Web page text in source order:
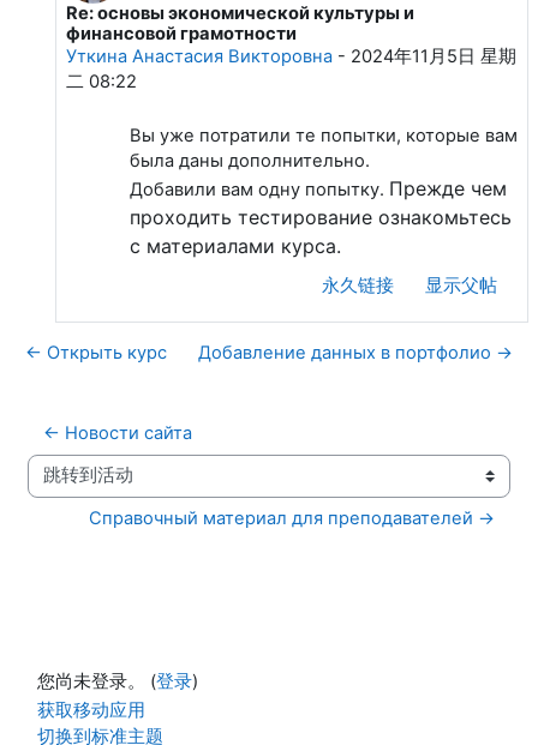
回复Ляшко Екатерина Сергеевна
Re: основы экономической культуры и
финансовой грамотности
Уткина Анастасия Викторовна- 2024年11月5日 星期
二 08:22
Вы уже потратили те попытки, которые вам
была даны дополнительно.
Добавили вам одну попытку. Прежде чем
проходить тестирование ознакомьтесь
с материалами курса.
永久链接 显示父帖
← Открыть курс Добавление данных в портфолио →
← Новости сайта
跳转到活动
Справочный материал для преподавателей →
您尚未登录。 (登录)
获取移动应用
切换到标准主题